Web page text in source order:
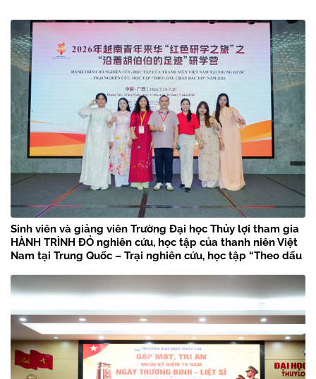
Sinh viên và giảng viên Trường Đại học Thủy lợi tham gia
HÀNH TRÌNH ĐỎ nghiên cứu, học tập của thanh niên Việt
Nam tại Trung Quốc – Trại nghiên cứu, học tập “Theo dấu